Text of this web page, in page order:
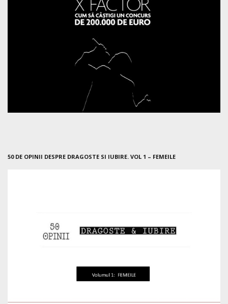
50 DE OPINII DESPRE DRAGOSTE SI IUBIRE. VOL 1 – FEMEILE